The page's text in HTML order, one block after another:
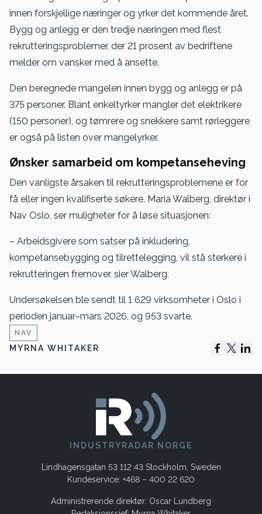
innen forskjellige næringer og yrker det kommende året.
Bygg og anlegg er den tredje næringen med flest
rekrutteringsproblemer, der 21 prosent av bedriftene
melder om vansker med å ansette.
Den beregnede mangelen innen bygg og anlegg er på
375 personer. Blant enkeltyrker mangler det elektrikere
(150 personer), og tømrere og snekkere samt rørleggere
er også på listen over mangelyrker.
Ønsker samarbeid om kompetanseheving
Den vanligste årsaken til rekrutteringsproblemene er for
få eller ingen kvalifiserte søkere. Maria Walberg, direktør i
Nav Oslo, ser muligheter for å løse situasjonen:
– Arbeidsgivere som satser på inkludering,
kompetansebygging og tilrettelegging, vil stå sterkere i
rekrutteringen fremover, sier Walberg.
Undersøkelsen ble sendt til 1 629 virksomheter i Oslo i
perioden januar–mars 2026, og 953 svarte.
NAV
MYRNA WHITAKER
INDUSTRYRADAR NORGE
Lindhagensgatan 53 112 43 Stockholm, Sweden
Kundeservice: +468 – 400 22 620
Administrerende direktør: Oscar Lundberg